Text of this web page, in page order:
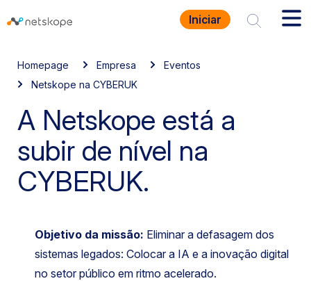
Iniciar
Homepage Empresa
Eventos
Netskope na CYBERUK
A Netskope está a
subir de nível na
CYBERUK.
Objetivo da missão: Eliminar a defasagem dos
sistemas legados: Colocar a IA e a inovação digital
no setor público em ritmo acelerado.